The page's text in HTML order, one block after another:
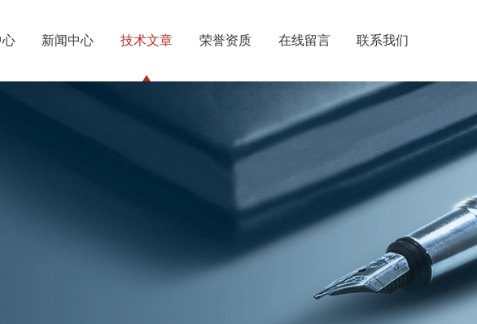
心 新闻中心 技术文章 荣誉资质 在线留言 联系我们